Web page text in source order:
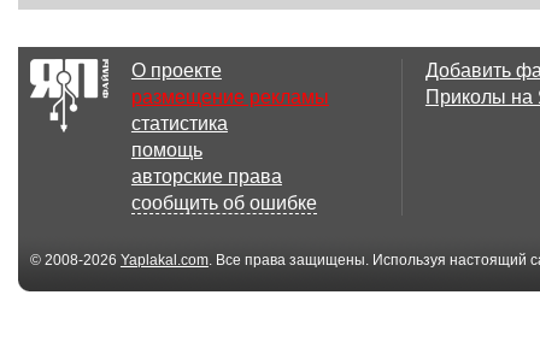
О проекте
размещение рекламы
статистика
помощь
авторские права
сообщить об ошибке
Добавить
Приколы
© 2008-2026 Yaplakal.com. Все права защищены. Используя настоящий